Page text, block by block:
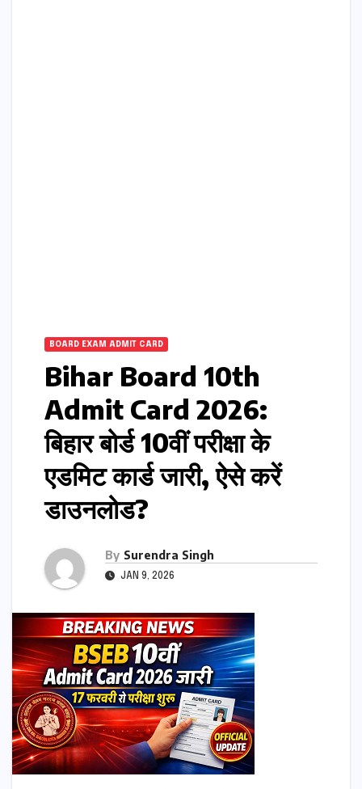
BOARD EXAM ADMIT CARD
Bihar Board 10th
Admit Card 2026:
बिहार बोर्ड 10वीं परीक्षा के
एडमिट कार्ड जारी, ऐसे करें
डाउनलोड?
By Surendra Singh
JAN 9, 2026